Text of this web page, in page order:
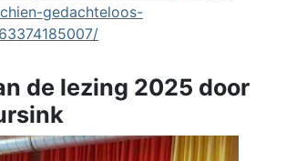
gedachteloos-
de lezing 2025 door